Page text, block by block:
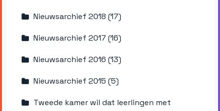
Nieuwsarchief 2018 (17)
Nieuwsarchief 2017 (16)
Nieuwsarchief 2016 (13)
Nieuwsarchief 2015 (5)
Tweede kamer wil dat leerlingen met